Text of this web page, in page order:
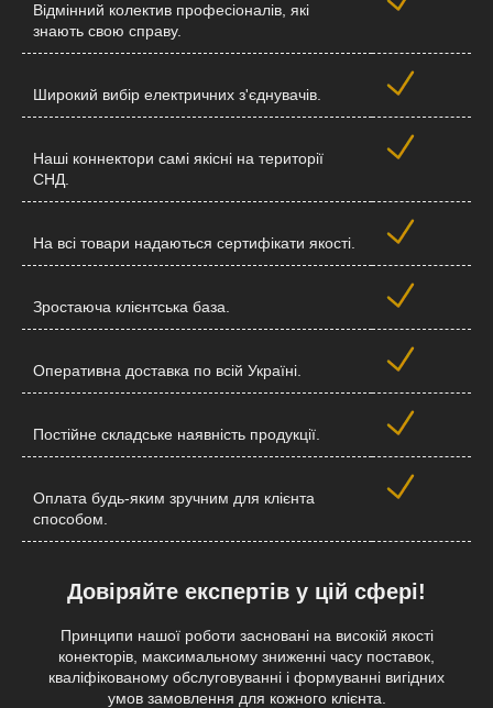
Відмінний колектив професіоналів, які
знають свою справу.
Широкий вибір електричних з'єднувачів.
Наші коннектори самі якісні на території
СНД.
На всі товари надаються сертифікати якості.
Зростаюча клієнтська база.
Оперативна доставка по всій Україні.
Постійне складське наявність продукції.
Оплата будь-яким зручним для клієнта
способом.
Довіряйте експертів у цій сфері!
Принципи нашої роботи засновані на високій якості
конекторів, максимальному зниженні часу поставок,
кваліфікованому обслуговуванні і формуванні вигідних
умов замовлення для кожного клієнта.